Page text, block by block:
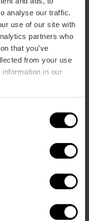
analyse our traffic.
use of our site with
partners who
that you’ve
from your use
in our
mit
Lounge zwischen T1
und bietet
Beratung in
Planung des
zum Kauf und zur
und Zeitersparnis
, sieben davon